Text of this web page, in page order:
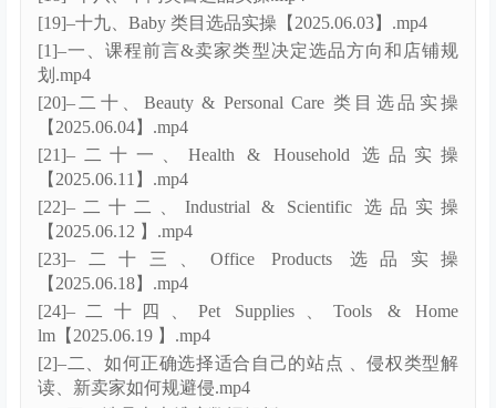
7月4日更新
├00、2025系列课程不断更新中 【6月更新】
│ ├{1}–选品系统课程第一期
[10]–十、10种最实用的选品方式.mp4
[11]–十一、11种简单的产品差异化方法.mp4
[12]–十二、选出产品后如何做详细分解.mp4
[13]–十三、产品开发思路.mp4
[14]–十四、构建非标品开发模型和创新路径(案例拆
解).mp4
[15]–十五、蓝海产品的定位结构和策略.mp4
[16]–十六、买家不同时段选品方向.mp4
[17]–十七、Arts, Crafts & Sewing 类目选品实操
【2025.05.27 】.mp4
[17]–十七、不同类目选品实操.mp4